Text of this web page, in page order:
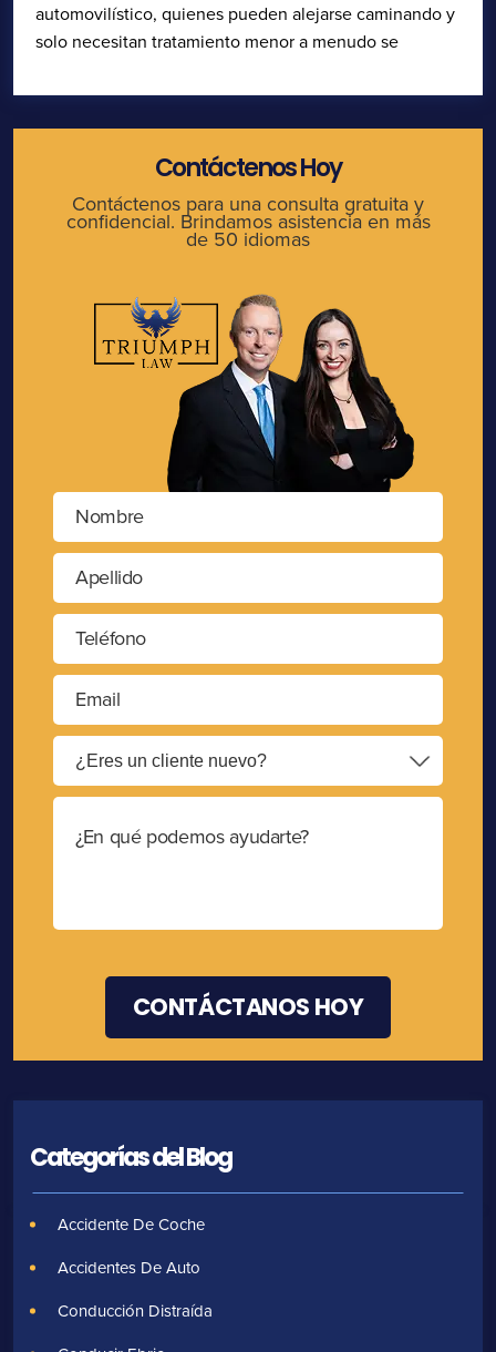
automovilístico, quienes pueden alejarse caminando y
solo necesitan tratamiento menor a menudo se
Contáctenos Hoy
Contáctenos para una consulta gratuita y
confidencial. Brindamos asistencia en más
de 50 idiomas
Categorías del Blog
Accidente De Coche
Accidentes De Auto
Conducción Distraída